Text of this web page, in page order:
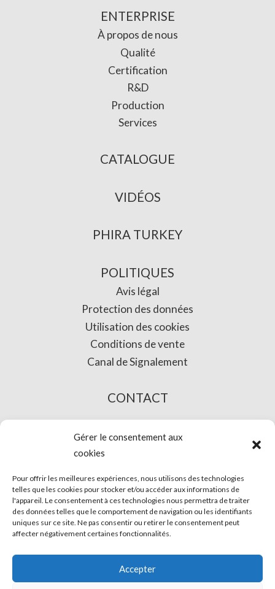
Gérer le consentement aux
cookies
Pour offrir les meilleures expériences, nous utilisons des technologies
telles que les cookies pour stocker et/ou accéder aux informations de
l'appareil. Le consentement à ces technologies nous permettra de traiter
des données telles que le comportement de navigation ou les identifiants
uniques sur ce site. Ne pas consentir ou retirer le consentement peut
affecter négativement certaines fonctionnalités.
Accepter
ENTERPRISE
À propos de nous
Qualité
Certification
R&D
Production
Services
CATALOGUE
VIDÉOS
PHIRA TURKEY
POLITIQUES
Avis légal
Protection des données
Utilisation des cookies
Conditions de vente
Canal de Signalement
CONTACT
L’ACHAT EN LIGNE
Avis légal